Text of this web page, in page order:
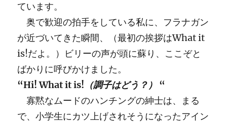
ています。
奥で歓迎の拍手をしている私に、フラナガン
が近づいてきた瞬間、（最初の挨拶はWhat it
is!だよ。）ビリーの声が頭に蘇り、ここぞと
ばかりに呼びかけました。
“Hi! What it is! （調子はどう？）
“
寡黙なムードのハンチングの紳士は、まる
で、小学生にカツ上げされそうになったアイン